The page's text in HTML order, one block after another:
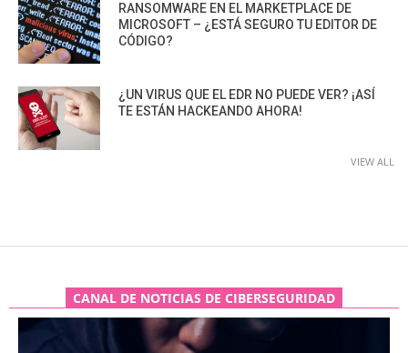
RANSOMWARE EN EL MARKETPLACE DE
MICROSOFT – ¿ESTÁ SEGURO TU EDITOR DE
CÓDIGO?
¿UN VIRUS QUE EL EDR NO PUEDE VER? ¡ASÍ
TE ESTÁN HACKEANDO AHORA!
VIEW ALL
CANAL DE NOTICIAS DE CIBERSEGURIDAD